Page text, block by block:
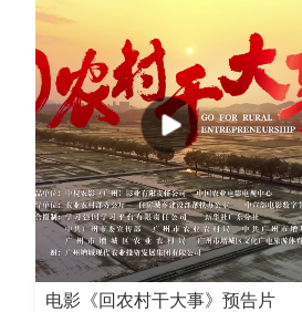
电影《回农村干大事》预告片